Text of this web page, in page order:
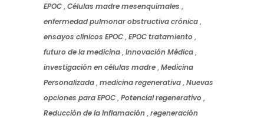
EPOC,Células madre mesenquimales ,
enfermedad pulmonar obstructiva crónica,
ensayos clínicos EPOC,EPOC tratamiento,
futuro de la medicina,Innovación Médica,
investigación en células madre,Medicina
Personalizada,medicina regenerativa,Nuevas
opciones para EPOC,Potencial regenerativo,
Reducción de la Inflamación,regeneración